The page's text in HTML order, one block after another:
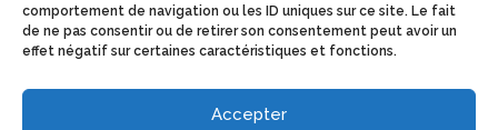
comportement de navigation ou les ID uniques sur ce site. Le fait
de ne pas consentir ou de retirer son consentement peut avoir un
effet négatif sur certaines caractéristiques et fonctions.
Accepter